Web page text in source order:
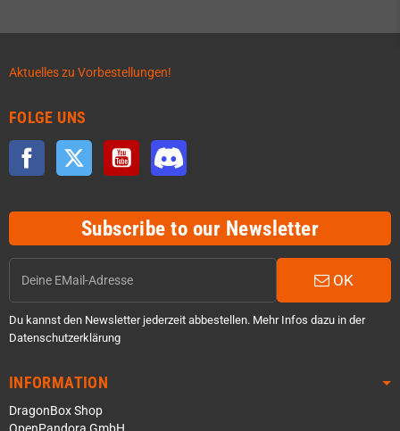
Aktuelles zu Vorbestellungen!
FOLGE UNS
Facebook Twitter YouTube
Subscribe to our Newsletter
OK
Du kannst den Newsletter jederzeit abbestellen. Mehr Infos dazu in der
Datenschutzerklärung
INFORMATION
DragonBox Shop